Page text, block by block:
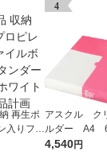
再生ポ
入りファ
スタン
4
アスクル ク
ルダー A4
エコノミー
4,540円